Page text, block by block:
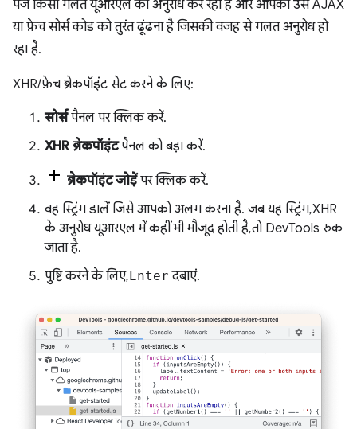
पेज किसी गलत यूआरएल का अनुरोध कर रहा है और आपको उस AJAX
या फ़ेच सोर्स कोड को तुरंत ढूंढना है जिसकी वजह से गलत अनुरोध हो
रहा है.
XHR/फ़ेच ब्रेकपॉइंट सेट करने के लिए:
सोर्सपैनल पर क्लिक करें.
XHR ब्रेकपॉइंटपैनल को बड़ा करें.
ब्रेकपॉइंट जोड़ेंपर क्लिक करें.
वह स्ट्रिंग डालें जिसे आपको अलग करना है. जब यह स्ट्रिंग, XHR
के अनुरोध यूआरएल में कहीं भी मौजूद होती है, तो DevTools रुक
जाता है.
पुष्टि करने के लिए,Enter दबाएं.